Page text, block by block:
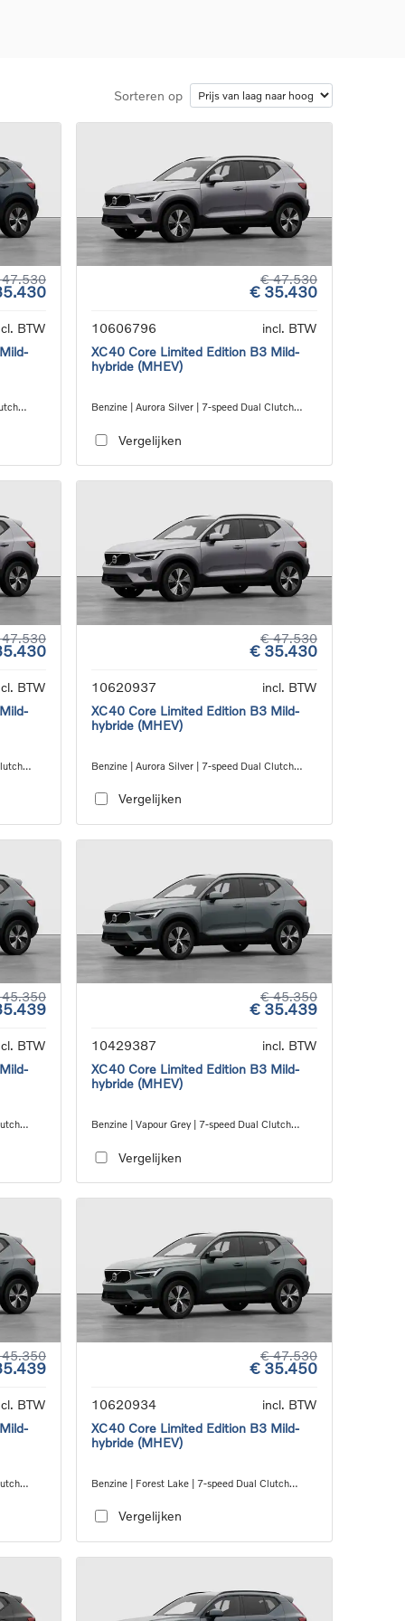
Sorteren op
BTW
€ 47.530
€ 35.430
10606796
incl. BTW
XC40 Core Limited Edition B3 Mild-
hybride (MHEV)
Benzine | Aurora Silver | 7-speed Dual Clutch
Vergelijken
BTW
€ 47.530
€ 35.430
10620937
incl. BTW
XC40 Core Limited Edition B3 Mild-
hybride (MHEV)
Benzine | Aurora Silver | 7-speed Dual Clutch
Vergelijken
BTW
€ 45.350
€ 35.439
10429387
incl. BTW
XC40 Core Limited Edition B3 Mild-
hybride (MHEV)
Benzine | Vapour Grey | 7-speed Dual Clutch
Vergelijken
BTW
€ 47.530
€ 35.450
10620934
incl. BTW
XC40 Core Limited Edition B3 Mild-
hybride (MHEV)
Benzine | Forest Lake | 7-speed Dual Clutch
Vergelijken